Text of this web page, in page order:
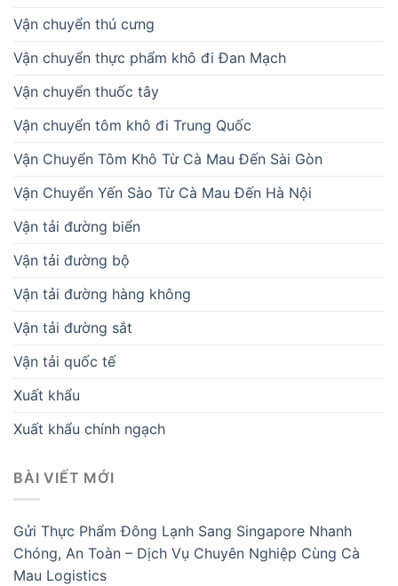
Vận chuyển thú cưng
Vận chuyển thực phẩm khô đi Đan Mạch
Vận chuyển thuốc tây
Vận chuyển tôm khô đi Trung Quốc
Vận Chuyển Tôm Khô Từ Cà Mau Đến Sài Gòn
Vận Chuyển Yến Sào Từ Cà Mau Đến Hà Nội
Vận tải đường biển
Vận tải đường bộ
Vận tải đường hàng không
Vận tải đường sắt
Vận tải quốc tế
Xuất khẩu
Xuất khẩu chính ngạch
BÀI VIẾT MỚI
Gửi Thực Phẩm Đông Lạnh Sang Singapore Nhanh
Chóng, An Toàn – Dịch Vụ Chuyên Nghiệp Cùng Cà
Mau Logistics